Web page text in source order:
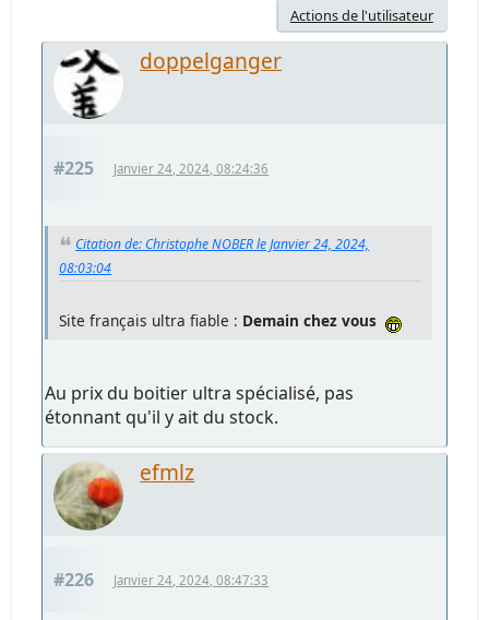
Actions de l'utilisateur
doppelganger
#225 Janvier 24, 2024, 08:24:36
Citation de: Christophe NOBER le Janvier 24, 2024,
08:03:04
Site français ultra fiable : Demain chez vous
Au prix du boitier ultra spécialisé, pas
étonnant qu'il y ait du stock.
efmlz
#226 Janvier 24, 2024, 08:47:33